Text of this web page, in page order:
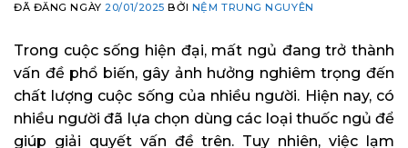
ĐÃ ĐĂNG NGÀY20/01/2025 BỞI NỆM TRUNG NGUYÊN
Trong cuộc sống hiện đại, mất ngủ đang trở thành
vấn đề phổ biến, gây ảnh hưởng nghiêm trọng đến
chất lượng cuộc sống của nhiều người. Hiện nay, có
nhiều người đã lựa chọn dùng các loại thuốc ngủ để
giúp giải quyết vấn đề trên. Tuy nhiên, việc lạm